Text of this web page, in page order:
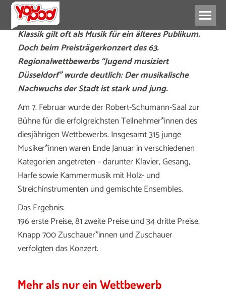
Klassik gilt oft als Musik für ein älteres Publikum.
Doch beim Preisträgerkonzert des 63.
Regionalwettbewerbs “Jugend musiziert
Düsseldorf” wurde deutlich: Der musikalische
Nachwuchs der Stadt ist stark und jung.
Am 7. Februar wurde derRobert-Schumann-Saalzur
Bühne für die erfolgreichsten Teilnehmer*innen des
diesjährigen Wettbewerbs. Insgesamt 315 junge
Musiker*innen waren Ende Januar in verschiedenen
Kategorien angetreten – darunter Klavier, Gesang,
Harfe sowie Kammermusik mit Holz- und
Streichinstrumenten und gemischte Ensembles.
Das Ergebnis:
196 erste Preise, 81 zweite Preise und 34 dritte Preise.
Knapp 700 Zuschauer*innen und Zuschauer
verfolgten das Konzert.
Mehr als nur ein Wettbewerb